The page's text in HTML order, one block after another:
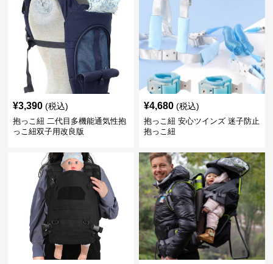
¥3,390 (税込)
抱っこ紐 二代目多機能通気性抱
っこ紐双子用改良版
¥4,680 (税込)
抱っこ紐 安心ツインズ 迷子防止
抱っこ紐